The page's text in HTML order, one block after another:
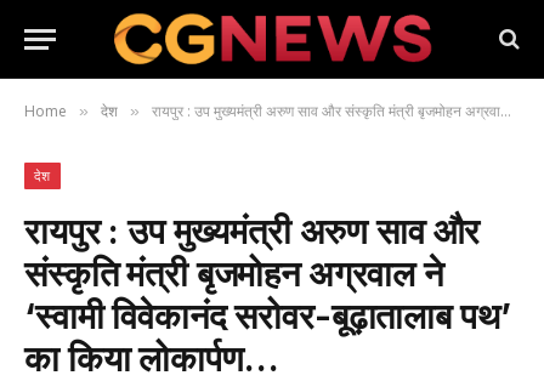
Home » देश » रायपुर : उप मुख्यमंत्री अरुण साव और संस्कृति मंत्री बृजमोहन अग्रवाल ने ‘स्वामी विवेकानंद सरोवर-बूढ़ातालाब पथ’ का किया लोकार्पण…
देश
रायपुर : उप मुख्यमंत्री अरुण साव और
संस्कृति मंत्री बृजमोहन अग्रवाल ने
‘स्वामी विवेकानंद सरोवर-बूढ़ातालाब पथ’
का किया लोकार्पण…